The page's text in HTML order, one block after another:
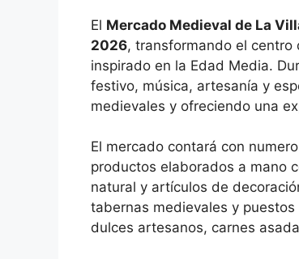
El Mercado Medieval de La
2026, transformando el
inspirado en la Edad Media.
festivo, música, artesanía y
medievales y ofreciendo una
El mercado contará con
productos elaborados a mano
natural y artículos de
tabernas medievales y
dulces artesanos, carnes